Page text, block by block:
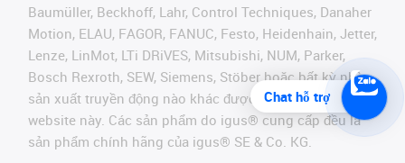
Baumüller, Beckhoff, Lahr, Control Techniques, Danaher
Motion, ELAU, FAGOR, FANUC, Festo, Heidenhain, Jetter,
Lenze, LinMot, LTi DRiVES, Mitsubishi, NUM, Parker,
Bosch Rexroth, SEW, Siemens, Stöber hoặc bất kỳ nhà
sản xuất truyền động nào khác được đề cập trên
website này. Các sản phẩm do igus® cung cấp đều là
sản phẩm chính hãng của igus® SE & Co. KG.
Chat hỗ trợ